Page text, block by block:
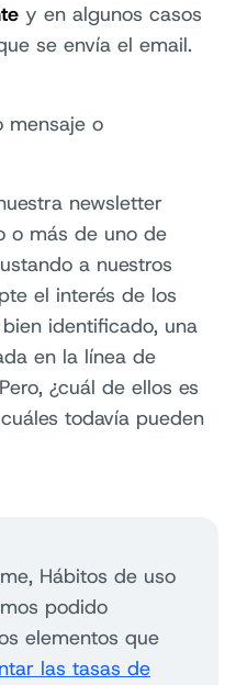
y en algunos casos
se envía el email.
mensaje o
newsletter
o más de uno de
a nuestros
el interés de los
identificado, una
en la línea de
¿cuál de ellos es
todavía pueden
Hábitos de uso
podido
elementos que
las tasas de